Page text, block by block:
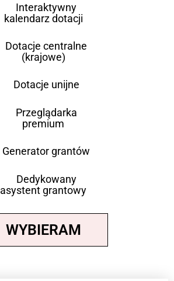
Interaktywny
kalendarz dotacji
Dotacje centralne
(krajowe)
Dotacje unijne
Przeglądarka
premium
Generator grantów
Dedykowany
asystent grantowy
WYBIERAM